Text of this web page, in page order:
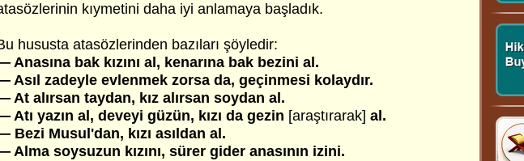
kıymetini daha iyi anlamaya başladık.
hususta atasözlerinden bazıları şöyledir:
Anasına bak kızını al, kenarına bak bezini al.
Asıl zadeyle evlenmek zorsa da, geçinmesi kolaydır.
At alırsan taydan, kız alırsan soydan al.
Atı yazın al, deveyi güzün, kızı da gezin [araştırarak] al.
Bezi Musul'dan, kızı asıldan al.
Alma soysuzun kızını, sürer gider anasının izini.